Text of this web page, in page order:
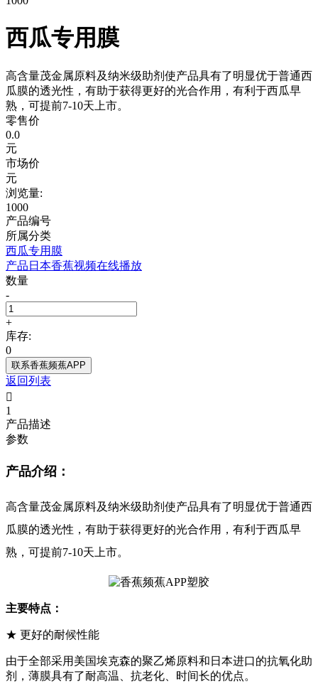
西瓜专用膜
高含量茂金属原料及纳米级助剂使产品具有了明显优于普通西
瓜膜的透光性，有助于获得更好的光合作用，有利于西瓜早
熟，可提前7-10天上市。
零售价
0.0
元
市场价
元
浏览量:
1000
产品编号
所属分类
西瓜专用膜
产品日本香蕉视频在线播放
数量
-
+
库存:
0
联系香蕉频蕉APP
返回列表

1
产品描述
参数
产品介绍：
高含量茂金属原料及纳米级助剂使产品具有了明显优于普通西
瓜膜的透光性，有助于获得更好的光合作用，有利于西瓜早
熟，可提前7-10天上市。
主要特点：
★ 更好的耐候性能
由于全部采用美国埃克森的聚乙烯原料和日本进口的抗氧化助
剂，薄膜具有了耐高温、抗老化、时间长的优点。